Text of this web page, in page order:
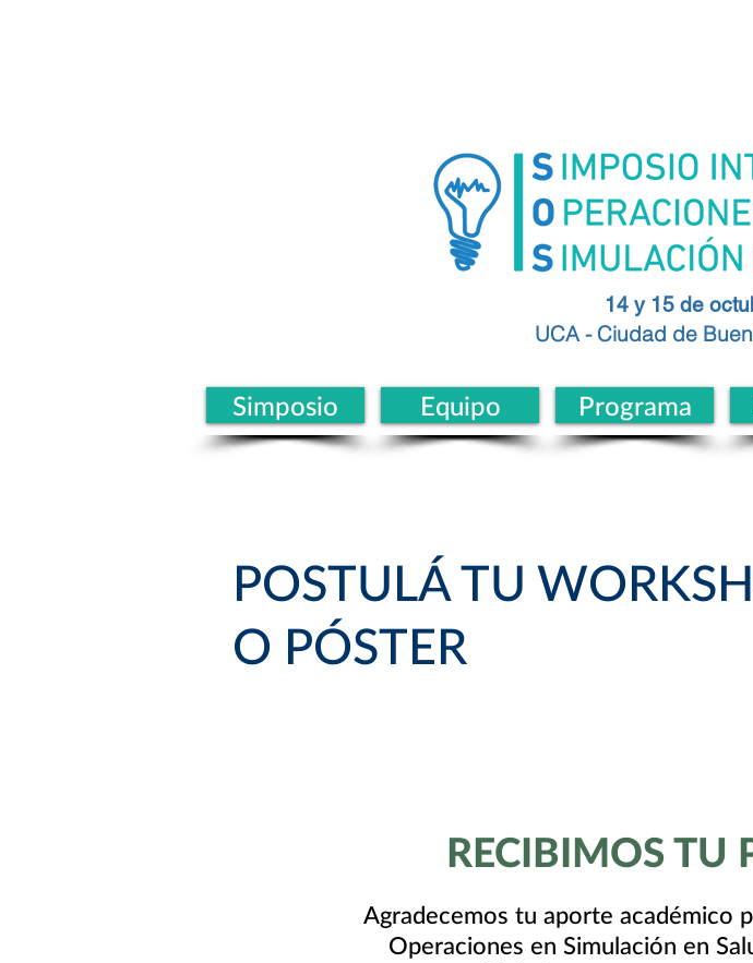
14 y 15 de
UCA - Ciudad de
Simposio Equipo Programa
POSTULÁ TU
O PÓSTER
RECIBIMOS TU
Agradecemos tu aporte académico
Operaciones en Simulación en